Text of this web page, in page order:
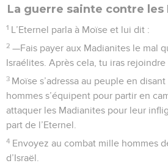
La guerre sainte contre les
1 L’Eternel parla à Moïse et lui dit :
2 —Fais payer aux Madianites le mal
Israélites. Après cela, tu iras rejoindre
3 Moïse s’adressa au peuple en
hommes s’équipent pour partir en
attaquer les Madianites pour leur
part de l’Eternel.
4 Envoyez au combat mille hommes
d’Israël.